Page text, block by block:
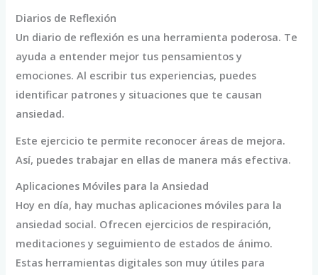
Diarios de Reflexión
Un diario de reflexión es una herramienta poderosa. Te
ayuda a entender mejor tus pensamientos y
emociones. Al escribir tus experiencias, puedes
identificar patrones y situaciones que te causan
ansiedad.
Este ejercicio te permite reconocer áreas de mejora.
Así, puedes trabajar en ellas de manera más efectiva.
Aplicaciones Móviles para la Ansiedad
Hoy en día, hay muchas aplicaciones móviles para la
ansiedad social. Ofrecen ejercicios de respiración,
meditaciones y seguimiento de estados de ánimo.
Estas herramientas digitales son muy útiles para